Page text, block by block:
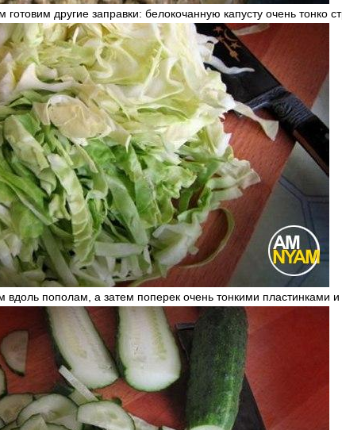
другие заправки: белокочанную капусту очень тонко
пополам, а затем поперек очень тонкими пластинками и